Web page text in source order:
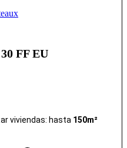
FF EU
viviendas: hasta 150m²